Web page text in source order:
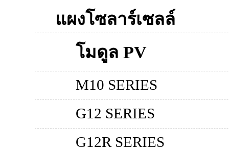
แผงโซลาร์เซลล์
โมดูล PV
M10 SERIES
G12 SERIES
G12R SERIES